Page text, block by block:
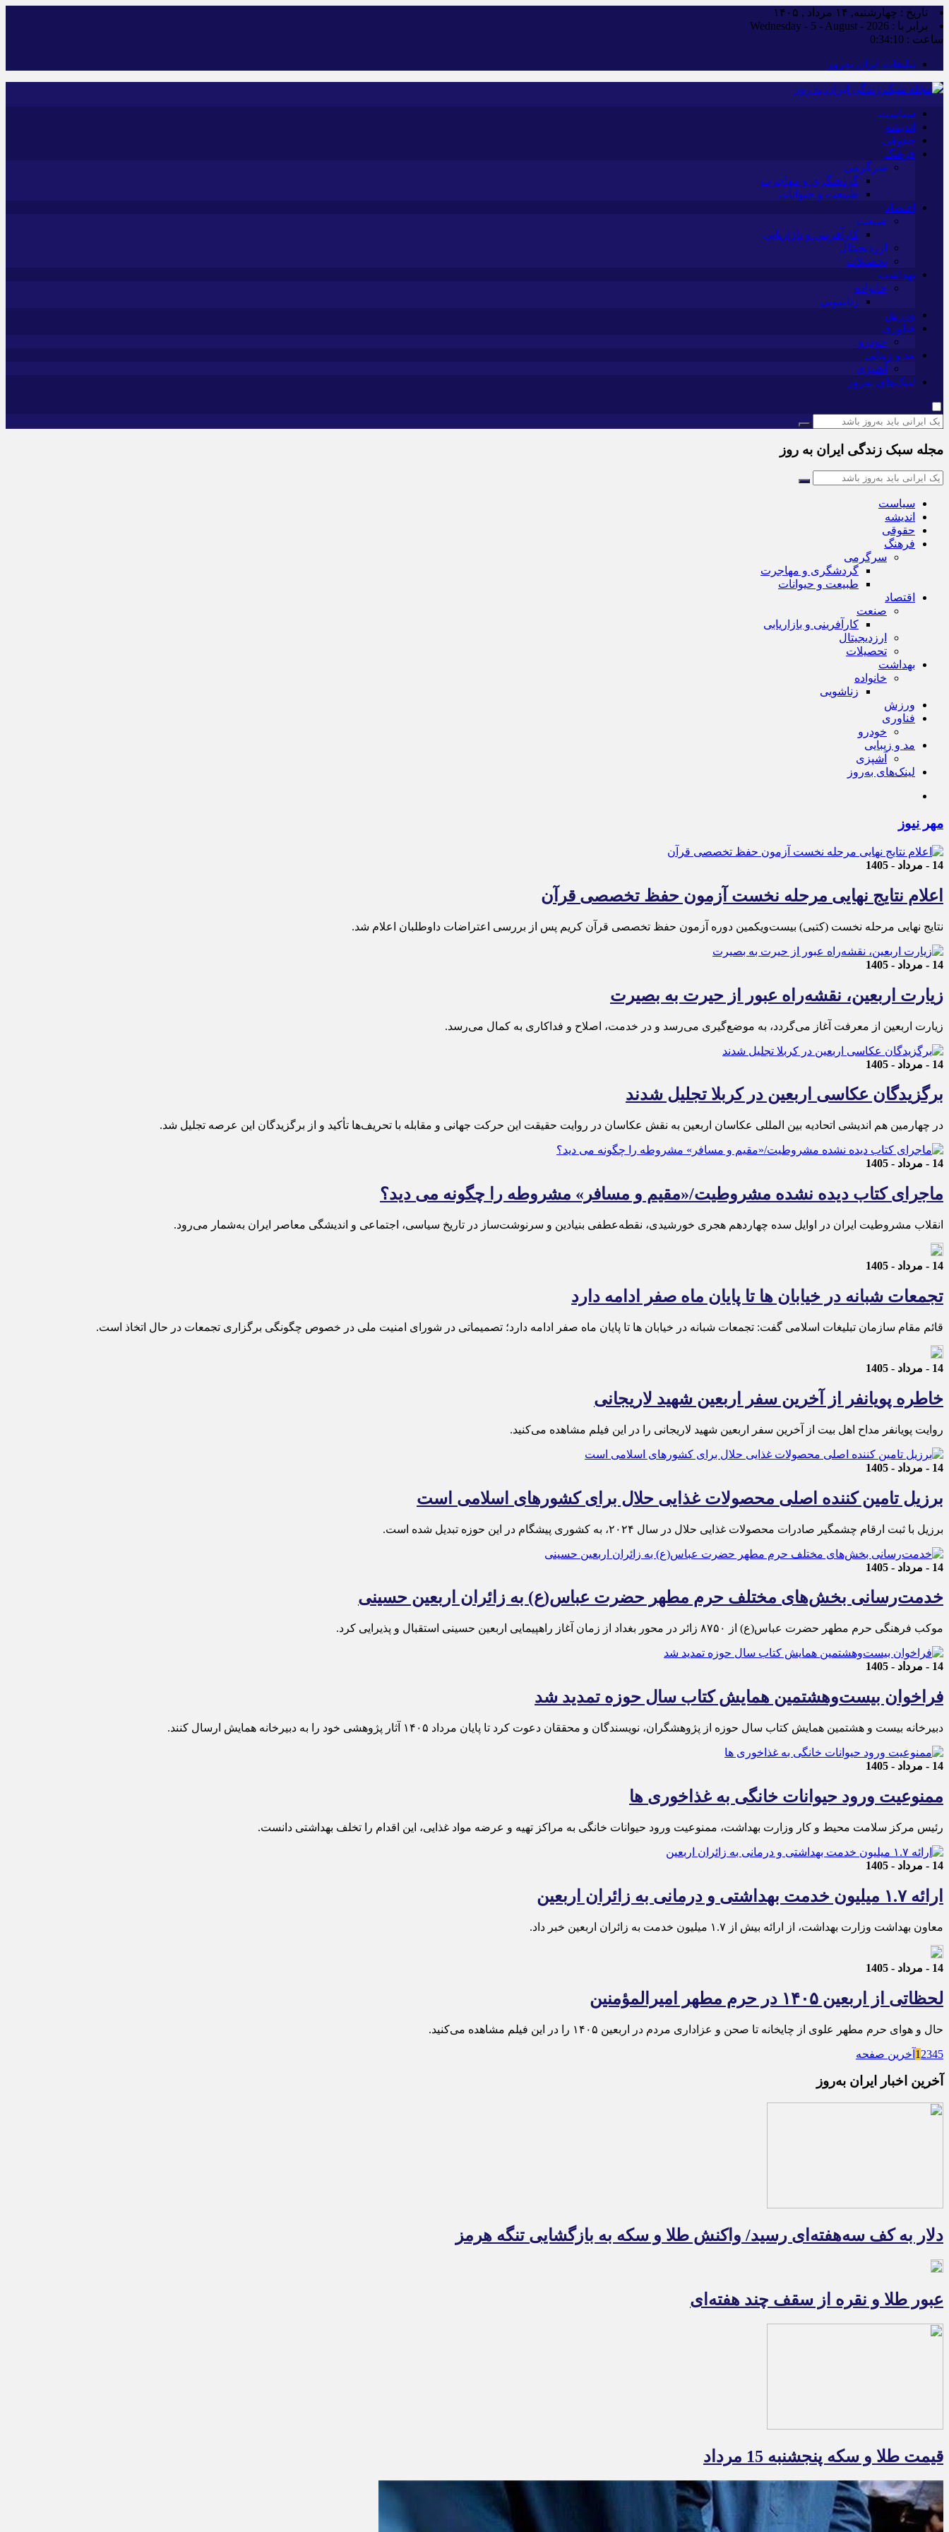
تاریخ : چهارشنبه, ۱۴ مرداد , ۱۴۰۵
برابر با : Wednesday - 5 - August - 2026
ساعت : 0:34:11
تبلیغات ایران به‌روز
سیاست
اندیشه
حقوقی
فرهنگ
سرگرمی
گردشگری و مهاجرت
طبیعت و حیوانات
اقتصاد
صنعت
کارآفرینی و بازاریابی
ارزدیجیتال
تحصیلات
بهداشت
خانواده
زناشویی
ورزش
فناوری
خودرو
مد و زیبایی
آشپزی
لینک‌های به‌روز
مجله سبک زندگی ایران به روز
سیاست
اندیشه
حقوقی
فرهنگ
سرگرمی
گردشگری و مهاجرت
طبیعت و حیوانات
اقتصاد
صنعت
کارآفرینی و بازاریابی
ارزدیجیتال
تحصیلات
بهداشت
خانواده
زناشویی
ورزش
فناوری
خودرو
مد و زیبایی
آشپزی
لینک‌های به‌روز
مهر نیوز
14 - مرداد - 1405
اعلام نتایج نهایی مرحله نخست آزمون حفظ تخصصی قرآن
نتایج نهایی مرحله نخست (کتبی) بیست‌ویکمین دوره آزمون حفظ تخصصی قرآن کریم پس از بررسی اعتراضات داوطلبان اعلام شد.
14 - مرداد - 1405
زیارت اربعین، نقشه‌راه عبور از حیرت به بصیرت
زیارت اربعین از معرفت آغاز می‌گردد، به موضع‌گیری می‌رسد و در خدمت، اصلاح و فداکاری به کمال می‌رسد.
14 - مرداد - 1405
برگزیدگان عکاسی اربعین در کربلا تجلیل شدند
در چهارمین هم اندیشی اتحادیه بین المللی عکاسان اربعین به نقش عکاسان در روایت حقیقت این حرکت جهانی و مقابله با تحریف‌ها تأکید و از برگزیدگان این عرصه تجلیل شد.
14 - مرداد - 1405
ماجرای کتاب دیده نشده مشروطیت/«مقیم و مسافر» مشروطه را چگونه می دید؟
انقلاب مشروطیت ایران در اوایل سده چهاردهم هجری خورشیدی، نقطه‌عطفی بنیادین و سرنوشت‌ساز در تاریخ سیاسی، اجتماعی و اندیشگی معاصر ایران به‌شمار می‌رود.
14 - مرداد - 1405
تجمعات شبانه در خیابان ها تا پایان ماه صفر ادامه دارد
قائم مقام سازمان تبلیغات اسلامی گفت: تجمعات شبانه در خیابان ها تا پایان ماه صفر ادامه دارد؛ تصمیماتی در شورای امنیت ملی در خصوص چگونگی برگزاری تجمعات در حال اتخاذ است.
14 - مرداد - 1405
خاطره پویانفر از آخرین سفر اربعین شهید لاریجانی
روایت پویانفر مداح اهل بیت از آخرین سفر اربعین شهید لاریجانی را در این فیلم مشاهده می‌کنید.
14 - مرداد - 1405
برزیل تامین کننده اصلی محصولات غذایی حلال برای کشورهای اسلامی است
برزیل با ثبت ارقام چشمگیر صادرات محصولات غذایی حلال در سال ۲۰۲۴، به کشوری پیشگام در این حوزه تبدیل شده است.
14 - مرداد - 1405
خدمت‌رسانی بخش‌های مختلف حرم مطهر حضرت عباس(ع) به زائران اربعین حسینی
موکب فرهنگی حرم مطهر حضرت عباس(ع) از ۸۷۵۰ زائر در محور بغداد از زمان آغاز راهپیمایی اربعین حسینی استقبال و پذیرایی کرد.
14 - مرداد - 1405
فراخوان بیست‌وهشتمین همایش کتاب سال حوزه تمدید شد
دبیرخانه بیست و هشتمین همایش کتاب سال حوزه از پژوهشگران، نویسندگان و محققان دعوت کرد تا پایان مرداد ۱۴۰۵ آثار پژوهشی خود را به دبیرخانه همایش ارسال کنند.
14 - مرداد - 1405
ممنوعیت ورود حیوانات خانگی به غذاخوری ها
رئیس مرکز سلامت محیط و کار وزارت بهداشت، ممنوعیت ورود حیوانات خانگی به مراکز تهیه و عرضه مواد غذایی، این اقدام را تخلف بهداشتی دانست.
14 - مرداد - 1405
ارائه ۱.۷ میلیون خدمت بهداشتی و درمانی به زائران اربعین
معاون بهداشت وزارت بهداشت، از ارائه بیش از ۱.۷ میلیون خدمت به زائران اربعین خبر داد.
14 - مرداد - 1405
لحظاتی از اربعین ۱۴۰۵ در حرم مطهر امیرالمؤمنین
حال و هوای حرم مطهر علوی از چایخانه تا صحن و عزاداری مردم در اربعین ۱۴۰۵ را در این فیلم مشاهده می‌کنید.
1 2345 آخرین صفحه
آخرین اخبار ایران به‌روز
دلار به کف سه‌هفته‌ای رسید/ واکنش طلا و سکه به بازگشایی تنگه هرمز
عبور طلا و نقره از سقف چند هفته‌ای
قیمت طلا و سکه پنجشنبه 15 مرداد